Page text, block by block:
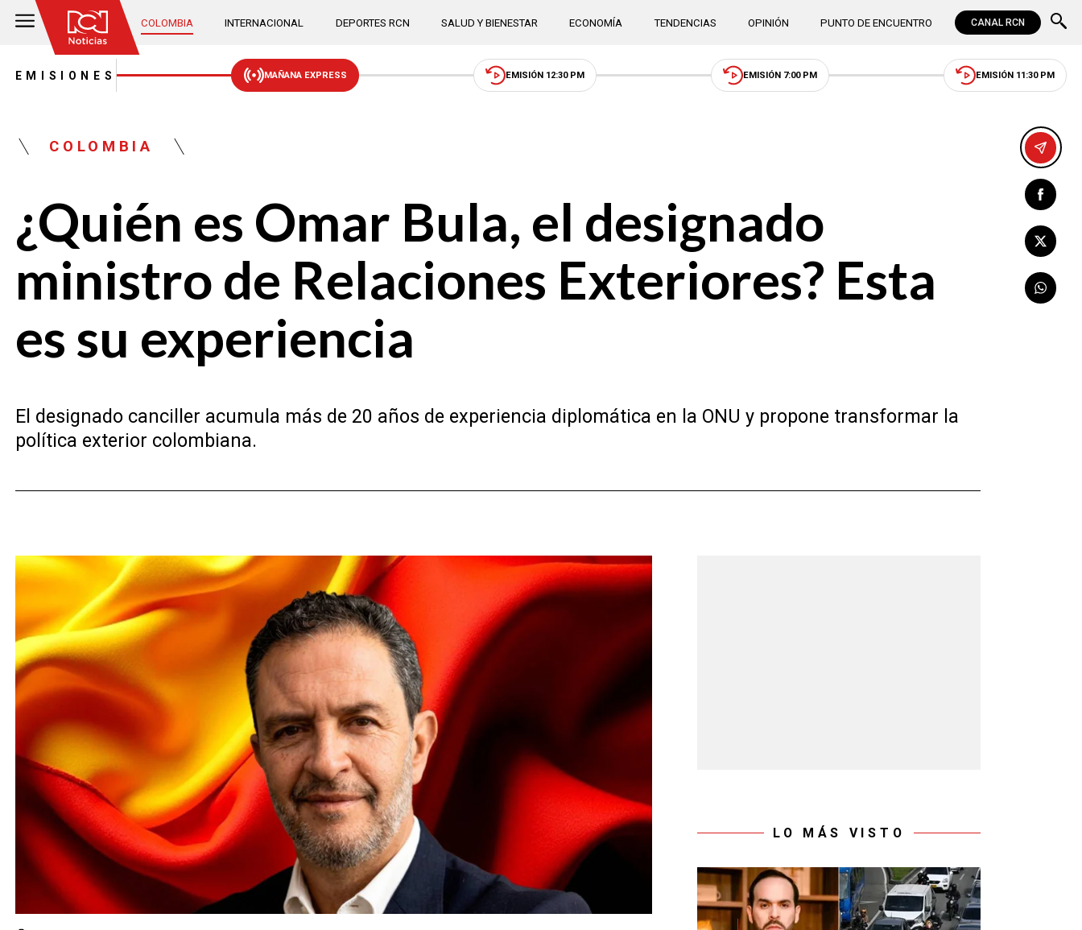
COLOMBIA INTERNACIONAL DEPORTES RCN SALUD Y BIENESTAR ECONOMÍA TENDENCIAS OPINIÓN PUNTO DE ENCUENTRO CANAL RCN
EMISIONES MAÑANA EXPRESS EMISIÓN 12:30 PM EMISIÓN 7:00 PM EMISIÓN 11:30 PM
COLOMBIA
¿Quién es Omar Bula, el designado
ministro de Relaciones Exteriores? Esta
es su experiencia
El designado canciller acumula más de 20 años de experiencia diplomática en la ONU y propone transformar la
política exterior colombiana.
LO MÁS VISTO